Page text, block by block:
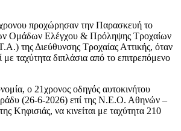
προχώρησαν την Παρασκευή το
Ομάδων Ελέγχου & Πρόληψης Τροχαίων
της Διεύθυνσης Τροχαίας Αττικής, όταν
με ταχύτητα διπλάσια από το επιτρεπόμενο
ο 21χρονος οδηγός αυτοκινήτου
(26-6-2026) επί της Ν.Ε.Ο. Αθηνών –
Κηφισιάς, να κινείται με ταχύτητα 210